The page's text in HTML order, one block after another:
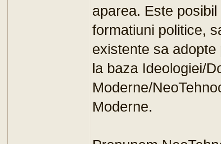
aparea. Este
formatiuni politice,
existente sa
la baza Ideologiei/
Moderne/
Moderne.